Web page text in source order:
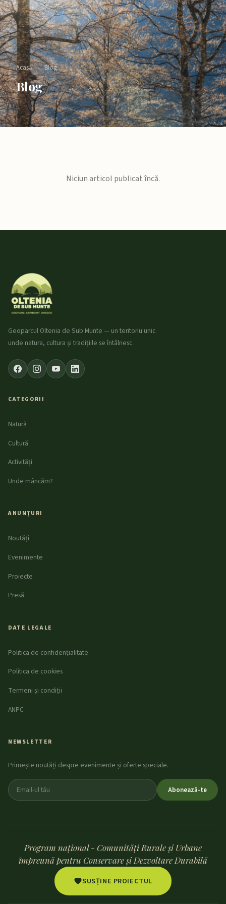
Acasă › Blog
Blog
Niciun articol publicat încă.
Geoparcul Oltenia de Sub Munte — un teritoriu unic
unde natura, cultura și tradițiile se întâlnesc.
CATEGORII
Natură
Cultură
Activități
Unde mâncăm?
ANUNȚURI
Noutăți
Evenimente
Proiecte
Presă
DATE LEGALE
Politica de confidențialitate
Politica de cookies
Termeni și condiții
ANPC
NEWSLETTER
Primește noutăți despre evenimente și oferte speciale.
Abonează-te
Program național - Comunități Rurale și Urbane
împreună pentru Conservare și Dezvoltare Durabilă
SUSȚINE PROIECTUL